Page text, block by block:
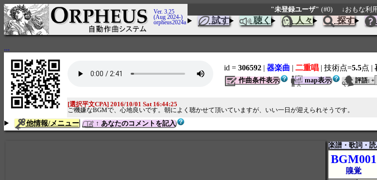
Ver. 3.25
(Aug 2024-)
orpheus2024a
"未登録ユーザ" (#0) ↓おもな利
試す 聴く 人々 探す
...
id = 306592 | 器楽曲 | 二重唱 | 技術点=5.5点 |
作曲条件表示 map表示 評語: +
[選択平文CPA] 2016/10/01 Sat 16:44:25
ご機嫌なBGMで、心地良いです。朝によく聴かせて頂いていますが、いい一日が迎えられそうです。
他情報/メニュー ↑ あなたのコメントを記入
楽譜・歌詞・
BGM001
嗅覚